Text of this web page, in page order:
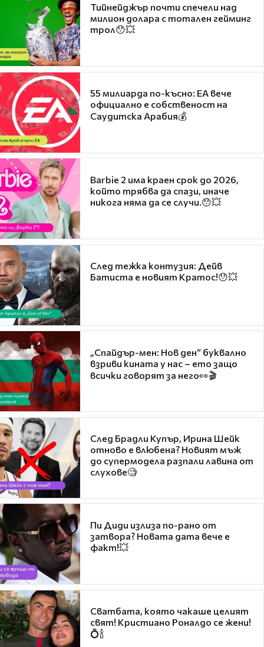
Тийнейджър почти спечели над
милион долара с тотален гейминг
трол😯💥
55 милиарда по-късно: EA вече
официално е собственост на
Саудитска Арабия💰
Barbie 2 има краен срок до 2026,
който трябва да спази, иначе
никога няма да се случи.😯💥
След тежка контузия: Дейв
Батиста е новият Кратос!😯💥
„Спайдър-мен: Нов ден“ буквално
взриви кината у нас – ето защо
всички говорят за него👀🎬
След Брадли Купър, Ирина Шейк
отново е влюбена? Новият мъж
до супермодела разпали лавина от
слухове🧐
Пи Диди излиза по-рано от
затвора? Новата дата вече е
факт!💥
Сватбата, която чакаше целият
свят! Кристиано Роналдо се жени!
💍🍾